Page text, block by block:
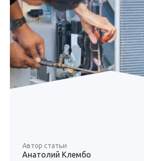
Автор статьи
Анатолий Клембо